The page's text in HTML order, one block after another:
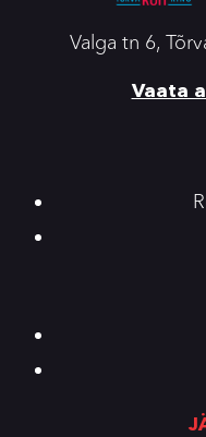
Valga tn 6,
Vaata